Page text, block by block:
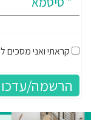
קראתי ואני מסכים ל